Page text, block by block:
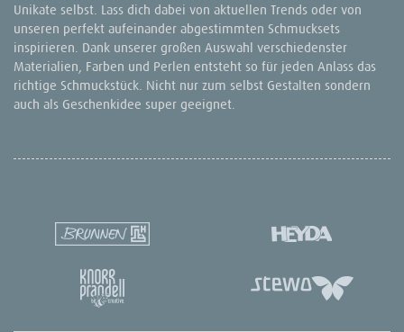
Unikate selbst. Lass dich dabei von aktuellen Trends oder von
unseren perfekt aufeinander abgestimmten Schmucksets
inspirieren. Dank unserer großen Auswahl verschiedenster
Materialien, Farben und Perlen entsteht so für jeden Anlass das
richtige Schmuckstück. Nicht nur zum selbst Gestalten sondern
auch als Geschenkidee super geeignet.